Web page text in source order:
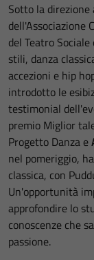
Sotto la
dell'Associazione
del Teatro
stili, danza
accezioni e hip
introdotto le
testimonial
premio Miglior
Progetto Danza e
nel pomeriggio,
classica, con
Un'opportunità
approfondire lo
conoscenze che
passione.